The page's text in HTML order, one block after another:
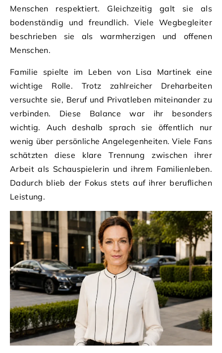
Menschen respektiert. Gleichzeitig galt sie als
bodenständig und freundlich. Viele Wegbegleiter
beschrieben sie als warmherzigen und offenen
Menschen.
Familie spielte im Leben von Lisa Martinek eine
wichtige Rolle. Trotz zahlreicher Dreharbeiten
versuchte sie, Beruf und Privatleben miteinander zu
verbinden. Diese Balance war ihr besonders
wichtig. Auch deshalb sprach sie öffentlich nur
wenig über persönliche Angelegenheiten. Viele Fans
schätzten diese klare Trennung zwischen ihrer
Arbeit als Schauspielerin und ihrem Familienleben.
Dadurch blieb der Fokus stets auf ihrer beruflichen
Leistung.